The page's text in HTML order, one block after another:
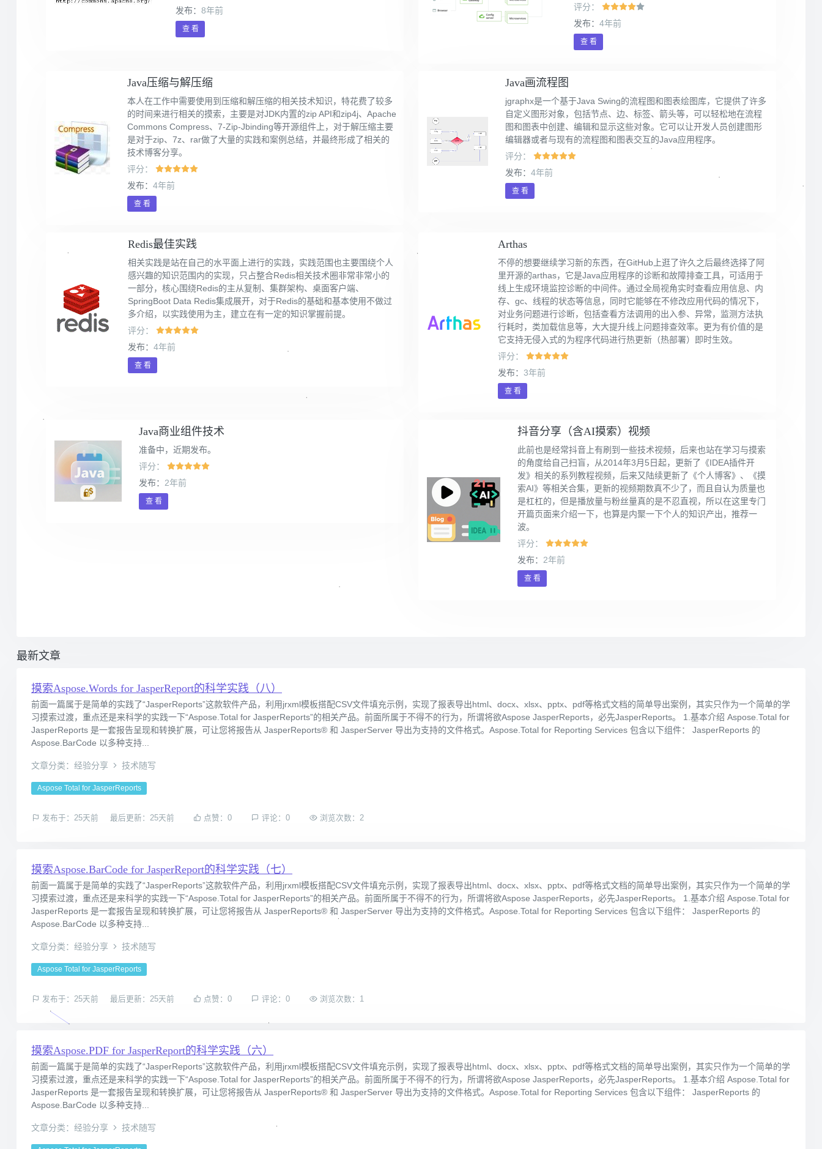
发布： 8年前
查 看
评分：
发布： 4年前
查 看
Java压缩与解压缩
本人在工作中需要使用到压缩和解压缩的相关技术知识，特花费了较多
的时间来进行相关的摸索，主要是对JDK内置的zip API和zip4j、Apache
Commons Compress、7-Zip-Jbinding等开源组件上，对于解压缩主要
是对于zip、7z、rar做了大量的实践和案例总结，并最终形成了相关的
技术博客分享。
评分：
发布： 4年前
查 看
Java画流程图
jgraphx是一个基于Java Swing的流程图和图表绘图库，它提供了许多
自定义图形对象，包括节点、边、标签、箭头等，可以轻松地在流程
图和图表中创建、编辑和显示这些对象。它可以让开发人员创建图形
编辑器或者与现有的流程图和图表交互的Java应用程序。
评分：
发布： 4年前
查 看
Redis最佳实践
相关实践是站在自己的水平面上进行的实践，实践范围也主要围绕个人
感兴趣的知识范围内的实现，只占整合Redis相关技术圈非常非常小的
一部分，核心围绕Redis的主从复制、集群架构、桌面客户端、
SpringBoot Data Redis集成展开，对于Redis的基础和基本使用不做过
多介绍，以实践使用为主，建立在有一定的知识掌握前提。
评分：
发布： 4年前
查 看
Arthas
不停的想要继续学习新的东西，在GitHub上逛了许久之后最终选择了阿
里开源的arthas，它是Java应用程序的诊断和故障排查工具，可适用于
线上生成环境监控诊断的中间件。通过全局视角实时查看应用信息、内
存、gc、线程的状态等信息，同时它能够在不修改应用代码的情况下，
对业务问题进行诊断，包括查看方法调用的出入参、异常，监测方法执
行耗时，类加载信息等，大大提升线上问题排查效率。更为有价值的是
它支持无侵入式的为程序代码进行热更新（热部署）即时生效。
评分：
发布： 3年前
查 看
Java商业组件技术
准备中，近期发布。
评分：
发布： 2年前
查 看
抖音分享（含AI摸索）视频
此前也是经常抖音上有刷到一些技术视频，后来也站在学习与摸索
的角度给自己扫盲，从2014年3月5日起，更新了《IDEA插件开
发》相关的系列教程视频，后来又陆续更新了《个人博客》、《摸
索AI》等相关合集，更新的视频期数真不少了，而且自认为质量也
是杠杠的，但是播放量与粉丝量真的是不忍直视，所以在这里专门
开篇页面来介绍一下，也算是内聚一下个人的知识产出，推荐一
波。
评分：
发布： 2年前
查 看
最新文章
摸索Aspose.Words for JasperReport的科学实践（八）
前面一篇属于是简单的实践了“JasperReports”这款软件产品，利用jrxml模板搭配CSV文件填充示例，实现了报表导出html、docx、xlsx、pptx、pdf等格式文档的简单导出案例，其实只作为一个简单的学
习摸索过渡，重点还是来科学的实践一下“Aspose.Total for JasperReports”的相关产品。前面所属于不得不的行为，所谓将欲Aspose JasperReports，必先JasperReports。 1.基本介绍 Aspose.Total for
JasperReports 是一套报告呈现和转换扩展，可让您将报告从 JasperReports® 和 JasperServer 导出为支持的文件格式。Aspose.Total for Reporting Services 包含以下组件： JasperReports 的
Aspose.BarCode 以多种支持...
文章分类：经验分享 技术随写
Aspose Total for JasperReports
发布于：25天前 最后更新：25天前 点赞：0 评论：0 浏览次数：2
摸索Aspose.BarCode for JasperReport的科学实践（七）
前面一篇属于是简单的实践了“JasperReports”这款软件产品，利用jrxml模板搭配CSV文件填充示例，实现了报表导出html、docx、xlsx、pptx、pdf等格式文档的简单导出案例，其实只作为一个简单的学
习摸索过渡，重点还是来科学的实践一下“Aspose.Total for JasperReports”的相关产品。前面所属于不得不的行为，所谓将欲Aspose JasperReports，必先JasperReports。 1.基本介绍 Aspose.Total for
JasperReports 是一套报告呈现和转换扩展，可让您将报告从 JasperReports® 和 JasperServer 导出为支持的文件格式。Aspose.Total for Reporting Services 包含以下组件： JasperReports 的
Aspose.BarCode 以多种支持...
文章分类：经验分享 技术随写
Aspose Total for JasperReports
发布于：25天前 最后更新：25天前 点赞：0 评论：0 浏览次数：1
摸索Aspose.PDF for JasperReport的科学实践（六）
前面一篇属于是简单的实践了“JasperReports”这款软件产品，利用jrxml模板搭配CSV文件填充示例，实现了报表导出html、docx、xlsx、pptx、pdf等格式文档的简单导出案例，其实只作为一个简单的学
习摸索过渡，重点还是来科学的实践一下“Aspose.Total for JasperReports”的相关产品。前面所属于不得不的行为，所谓将欲Aspose JasperReports，必先JasperReports。 1.基本介绍 Aspose.Total for
JasperReports 是一套报告呈现和转换扩展，可让您将报告从 JasperReports® 和 JasperServer 导出为支持的文件格式。Aspose.Total for Reporting Services 包含以下组件： JasperReports 的
Aspose.BarCode 以多种支持...
文章分类：经验分享 技术随写